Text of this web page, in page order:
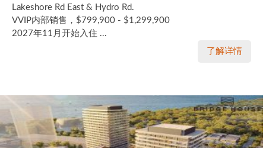
Lakeshore Rd East & Hydro Rd.
VVIP内部销售，$799,900 - $1,299,900
2027年11月开始入住 ...
了解详情